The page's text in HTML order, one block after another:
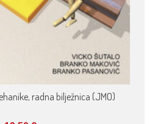
radna bilježnica (JMO)